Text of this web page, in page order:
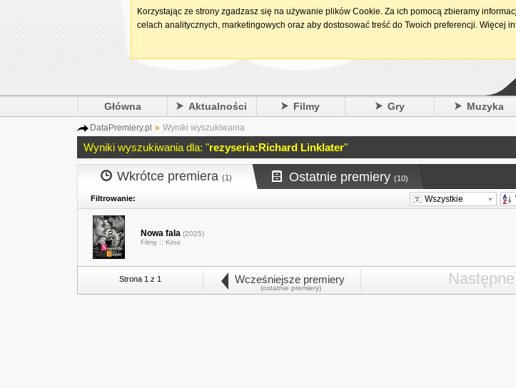
Główna Aktualności Filmy Gry Muzyka
DataPremiery.pl » Wyniki wyszukiwania
Wyniki wyszukiwania dla: "rezyseria:Richard Linklater"
Wkrótce premiera (1) Ostatnie premiery (10)
Filtrowanie: Wszystkie
Nowa fala (2025)
Filmy :: Kino
Strona 1 z 1 Wcześniejsze premiery
(ostatnie premiery)
Korzystając ze strony zgadzasz się na używanie plików Cookie. Za ich pomocą zbieramy
celach analitycznych, marketingowych oraz aby dostosować treść do Twoich preferencji. Więcej